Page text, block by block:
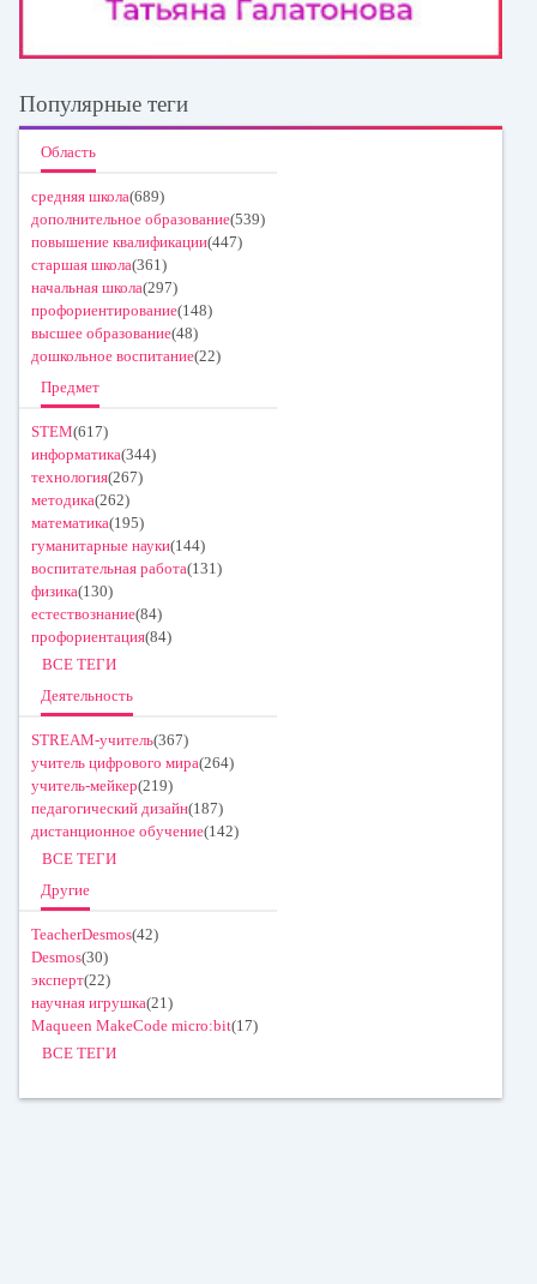
Популярные теги
Область
средняя школа(689)
дополнительное образование(539)
повышение квалификации(447)
старшая школа(361)
начальная школа(297)
профориентирование(148)
высшее образование(48)
дошкольное воспитание(22)
Предмет
STEM(617)
информатика(344)
технология(267)
методика(262)
математика(195)
гуманитарные науки(144)
воспитательная работа(131)
физика(130)
естествознание(84)
профориентация(84)
ВСЕ ТЕГИ
Деятельность
STREAM-учитель(367)
учитель цифрового мира(264)
учитель-мейкер(219)
педагогический дизайн(187)
дистанционное обучение(142)
ВСЕ ТЕГИ
Другие
TeacherDesmos(42)
Desmos(30)
эксперт(22)
научная игрушка(21)
Maqueen MakeCode micro:bit(17)
ВСЕ ТЕГИ